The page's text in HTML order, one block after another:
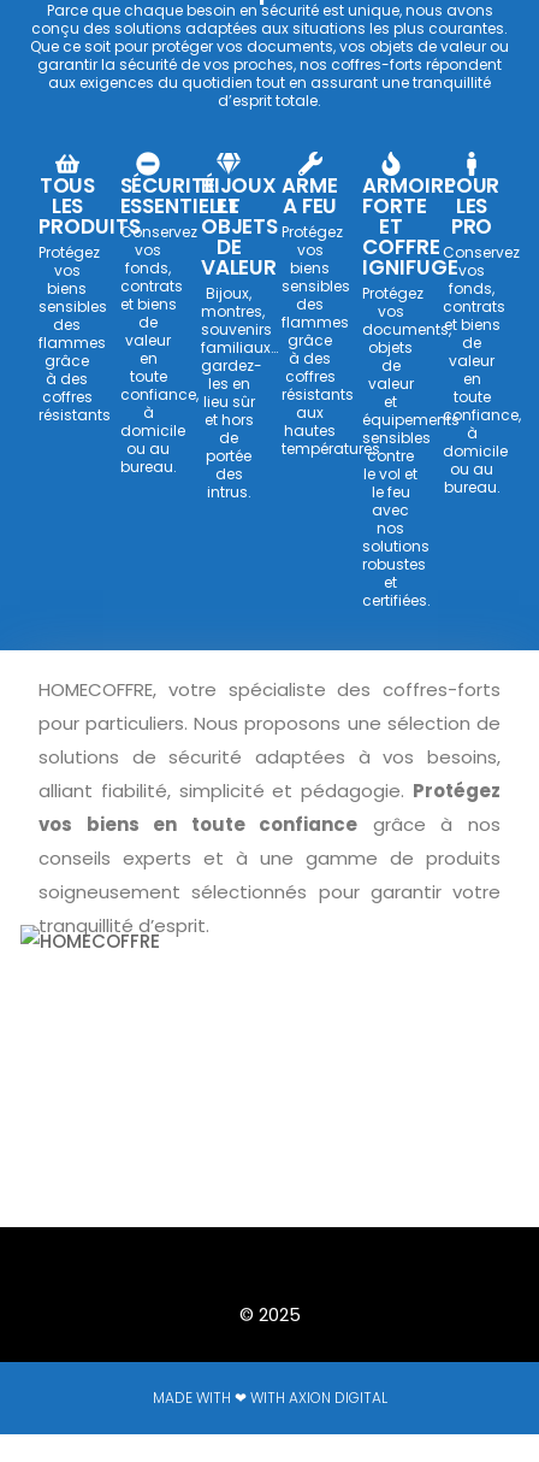
Parce que chaque besoin en sécurité est unique, nous avons
conçu des solutions adaptées aux situations les plus courantes.
Que ce soit pour protéger vos documents, vos objets de valeur ou
garantir la sécurité de vos proches, nos coffres-forts répondent
aux exigences du quotidien tout en assurant une tranquillité
d’esprit totale.
TOUS
LES
PRODUITS
Protégez
vos
biens
sensibles
des
flammes
grâce
à des
coffres
résistants
SÉCURITÉ
ESSENTIELLE
Conservez
vos
fonds,
contrats
et biens
de
valeur
en
toute
confiance,
à
domicile
ou au
bureau.
BIJOUX
ET
OBJETS
DE
VALEUR
Bijoux,
montres,
souvenirs
familiaux…
gardez-
les en
lieu sûr
et hors
de
portée
des
intrus.
ARME
A FEU
Protégez
vos
biens
sensibles
des
flammes
grâce
à des
coffres
résistants
aux
hautes
températures.
ARMOIRE
FORTE
ET
COFFRE
IGNIFUGE
Protégez
vos
documents,
objets
de
valeur
et
équipements
sensibles
contre
le vol et
le feu
avec
nos
solutions
robustes
et
certifiées.
POUR
LES
PRO
Conservez
vos
fonds,
contrats
et biens
de
valeur
en
toute
confiance,
à
domicile
ou au
bureau.
HOMECOFFRE, votre spécialiste des coffres-forts
pour particuliers. Nous proposons une sélection de
solutions de sécurité adaptées à vos besoins,
alliant fiabilité, simplicité et pédagogie. Protégez
vos biens en toute confiance grâce à nos
conseils experts et à une gamme de produits
soigneusement sélectionnés pour garantir votre
tranquillité d’esprit.
© 2025
MADE WITH ❤ WITH AXION DIGITAL